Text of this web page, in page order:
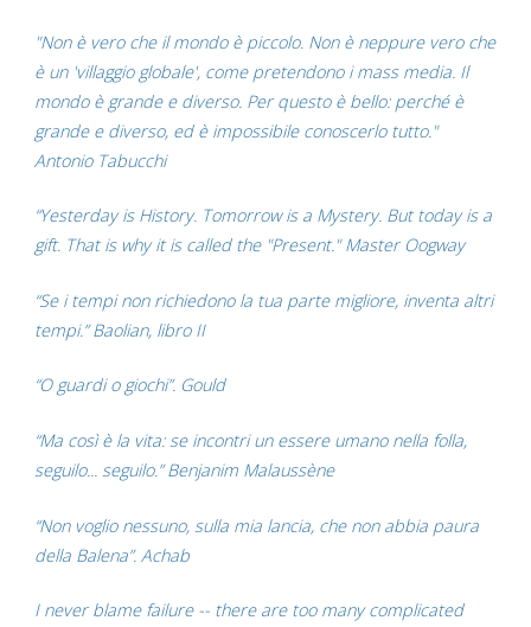
"Non è vero che il mondo è piccolo. Non è neppure vero che
è un 'villaggio globale', come pretendono i mass media. Il
mondo è grande e diverso. Per questo è bello: perché è
grande e diverso, ed è impossibile conoscerlo tutto."
Antonio Tabucchi
“Yesterday is History. Tomorrow is a Mystery. But today is a
gift. That is why it is called the "Present." Master Oogway
“Se i tempi non richiedono la tua parte migliore, inventa altri
tempi.” Baolian, libro II
“O guardi o giochi”. Gould
“Ma così è la vita: se incontri un essere umano nella folla,
seguilo... seguilo.” Benjanim Malaussène
“Non voglio nessuno, sulla mia lancia, che non abbia paura
della Balena”. Achab
I never blame failure -- there are too many complicated